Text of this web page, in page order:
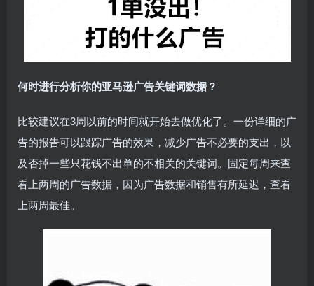
何时进行分析你的亚马逊广告关键词数据？
比较建议在3周以前的时间就开始去做优化了。一份详细的广
告的报告可以跟踪广告的效果，减少广告不必要的支出，以
及否掉一些只花钱不出单的不相关的关键词。固定每周来查
看上两周的广告数据，因为广告数据和销售有所延迟，查看
上两周最佳。